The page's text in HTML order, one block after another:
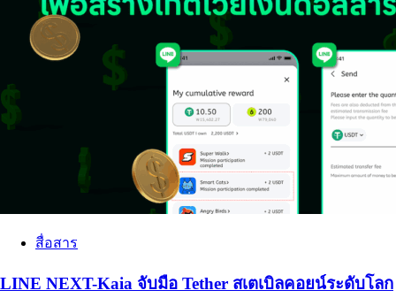
สื่อสาร
LINE NEXT-Kaia จับมือ Tether สเตเบิลคอยน์ระดับโลก